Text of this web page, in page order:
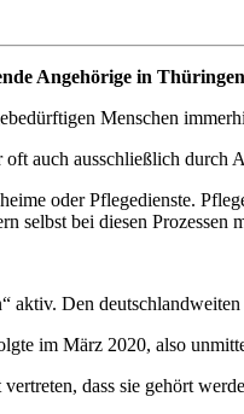
Angehörige in
Menschen
auch ausschließlich durch
oder Pflegedienste.
selbst bei diesen Prozessen
Den
im März 2020, also
dass sie gehört